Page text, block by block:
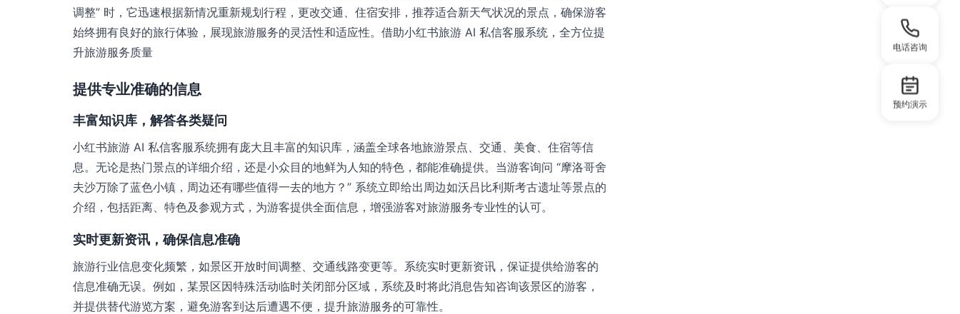
调整” 时，它迅速根据新情况重新规划行程，更改交通、住宿安排，推荐适合新天气状况的景点，确保游客
始终拥有良好的旅行体验，展现旅游服务的灵活性和适应性。借助小红书旅游 AI 私信客服系统，全方位提
升旅游服务质量
提供专业准确的信息
丰富知识库，解答各类疑问
小红书旅游 AI 私信客服系统拥有庞大且丰富的知识库，涵盖全球各地旅游景点、交通、美食、住宿等信
息。无论是热门景点的详细介绍，还是小众目的地鲜为人知的特色，都能准确提供。当游客询问 “摩洛哥舍
夫沙万除了蓝色小镇，周边还有哪些值得一去的地方？” 系统立即给出周边如沃吕比利斯考古遗址等景点的
介绍，包括距离、特色及参观方式，为游客提供全面信息，增强游客对旅游服务专业性的认可。
实时更新资讯，确保信息准确
旅游行业信息变化频繁，如景区开放时间调整、交通线路变更等。系统实时更新资讯，保证提供给游客的
信息准确无误。例如，某景区因特殊活动临时关闭部分区域，系统及时将此消息告知咨询该景区的游客，
并提供替代游览方案，避免游客到达后遭遇不便，提升旅游服务的可靠性。
电话咨询
预约演示